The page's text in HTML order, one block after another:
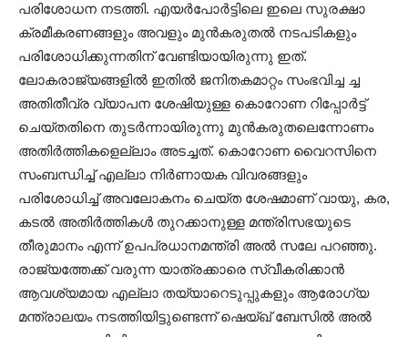
പരിശോധന നടത്തി. എയർപോർട്ടിലെ ഇലെ സുരക്ഷാ
ക്രമീകരണങ്ങളും അവളും മുൻകരുതൽ നടപടികളും
പരിശോധിക്കുന്നതിന് വേണ്ടിയായിരുന്നു ഇത്.
ലോകരാജ്യങ്ങളിൽ ഇതിൽ ജനിതകമാറ്റം സംഭവിച്ച ച്ച
അതിതീവ്ര വ്യാപന ശേഷിയുള്ള കൊറോണ റിപ്പോർട്ട്
ചെയ്തതിനെ തുടർന്നായിരുന്നു മുൻകരുതലെന്നോണം
അതിർത്തികളെല്ലാം അടച്ചത്. കൊറോണ വൈറസിനെ
സംബന്ധിച്ച് എല്ലാ നിർണായക വിവരങ്ങളും
പരിശോധിച്ച് അവലോകനം ചെയ്ത ശേഷമാണ് വായു, കര,
കടൽ അതിർത്തികൾ തുറക്കാനുള്ള മന്ത്രിസഭയുടെ
തീരുമാനം എന്ന് ഉപപ്രധാനമന്ത്രി അൽ സലേ പറഞ്ഞു.
രാജ്യത്തേക്ക് വരുന്ന യാത്രക്കാരെ സ്വീകരിക്കാൻ
ആവശ്യമായ എല്ലാ തയ്യാറെടുപ്പുകളും ആരോഗ്യ
മന്ത്രാലയം നടത്തിയിട്ടുണ്ടെന്ന് ഷെയ്ഖ് ബേസിൽ അൽ